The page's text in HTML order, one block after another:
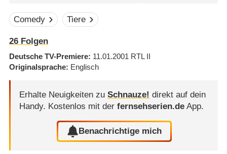
Comedy Tiere
26Folgen
Deutsche TV-Premiere 11.01.2001 RTL II
Originalsprache Englisch
Erhalte Neuigkeiten zu Schnauze! direkt auf dein
Handy. Kostenlos mit der fernsehserien.deApp.
Benachrichtige mich